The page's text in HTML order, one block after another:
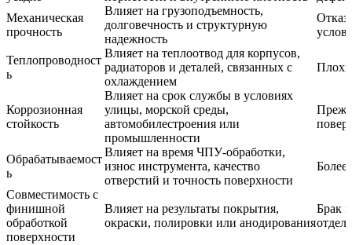
Механическая
прочность
Влияет на грузоподъемность,
долговечность и структурную
надежность
Отказ
Теплопроводност
ь
Влияет на теплоотвод для корпусов,
радиаторов и деталей, связанных с
охлаждением
Коррозионная
стойкость
Влияет на срок службы в условиях
улицы, морской среды,
автомобилестроения или
промышленности
Обрабатываемост
ь
Влияет на время ЧПУ-обработки,
износ инструмента, качество
отверстий и точность поверхности
Более
Совместимость с
финишной
обработкой
поверхности
Влияет на результаты покрытия,
окраски, полировки или анодирования
Брак